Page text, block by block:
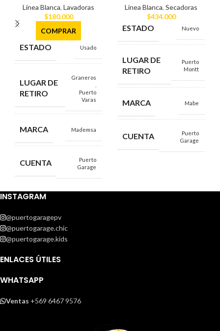
Línea Blanca,Lavadoras
$180.000
COMPRAR
ESTADO Usado
LUGAR DE
RETIRO
Graneros
Puerto
Varas
MARCA Mademsa
CUENTA
Puerto
Garage
Línea Blanca,Secadoras
$434.000
ESTADO Nuevo
LUGAR DE
RETIRO
Puerto
Montt
MARCA Mabe
CUENTA
Puerto
Garage
INSTAGRAM
@puertogaragepv
@puertogarage.chic
@puertogarage.kids
ENLACES ÚTILES
WHATSAPP
Ventas +569 6467 9576